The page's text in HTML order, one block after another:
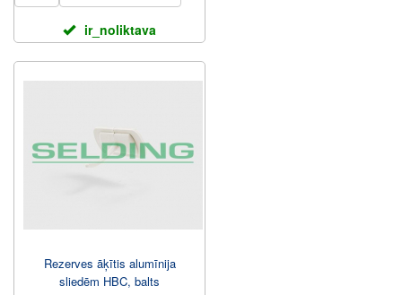
ir_noliktava
Rezerves āķītis alumīnija
sliedēm HBC, balts